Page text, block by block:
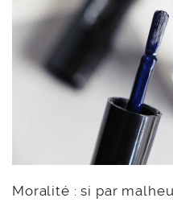
Moralité : si par